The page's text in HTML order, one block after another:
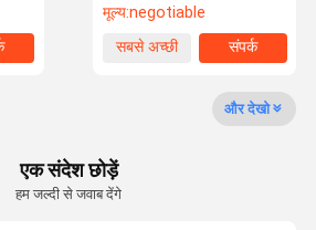
नियंत्रण हमसे संपर्क करें समाचार
उद्धरण मांगें
मूल्य:negotiable
सबसे अच्छी
संपर्क
और देखो
एक संदेश छोड़ें
हम जल्दी से जवाब देंगे